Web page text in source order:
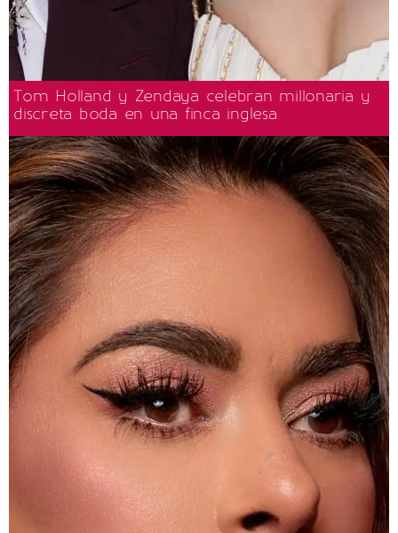
Tom Holland y Zendaya celebran millonaria y
discreta boda en una finca inglesa